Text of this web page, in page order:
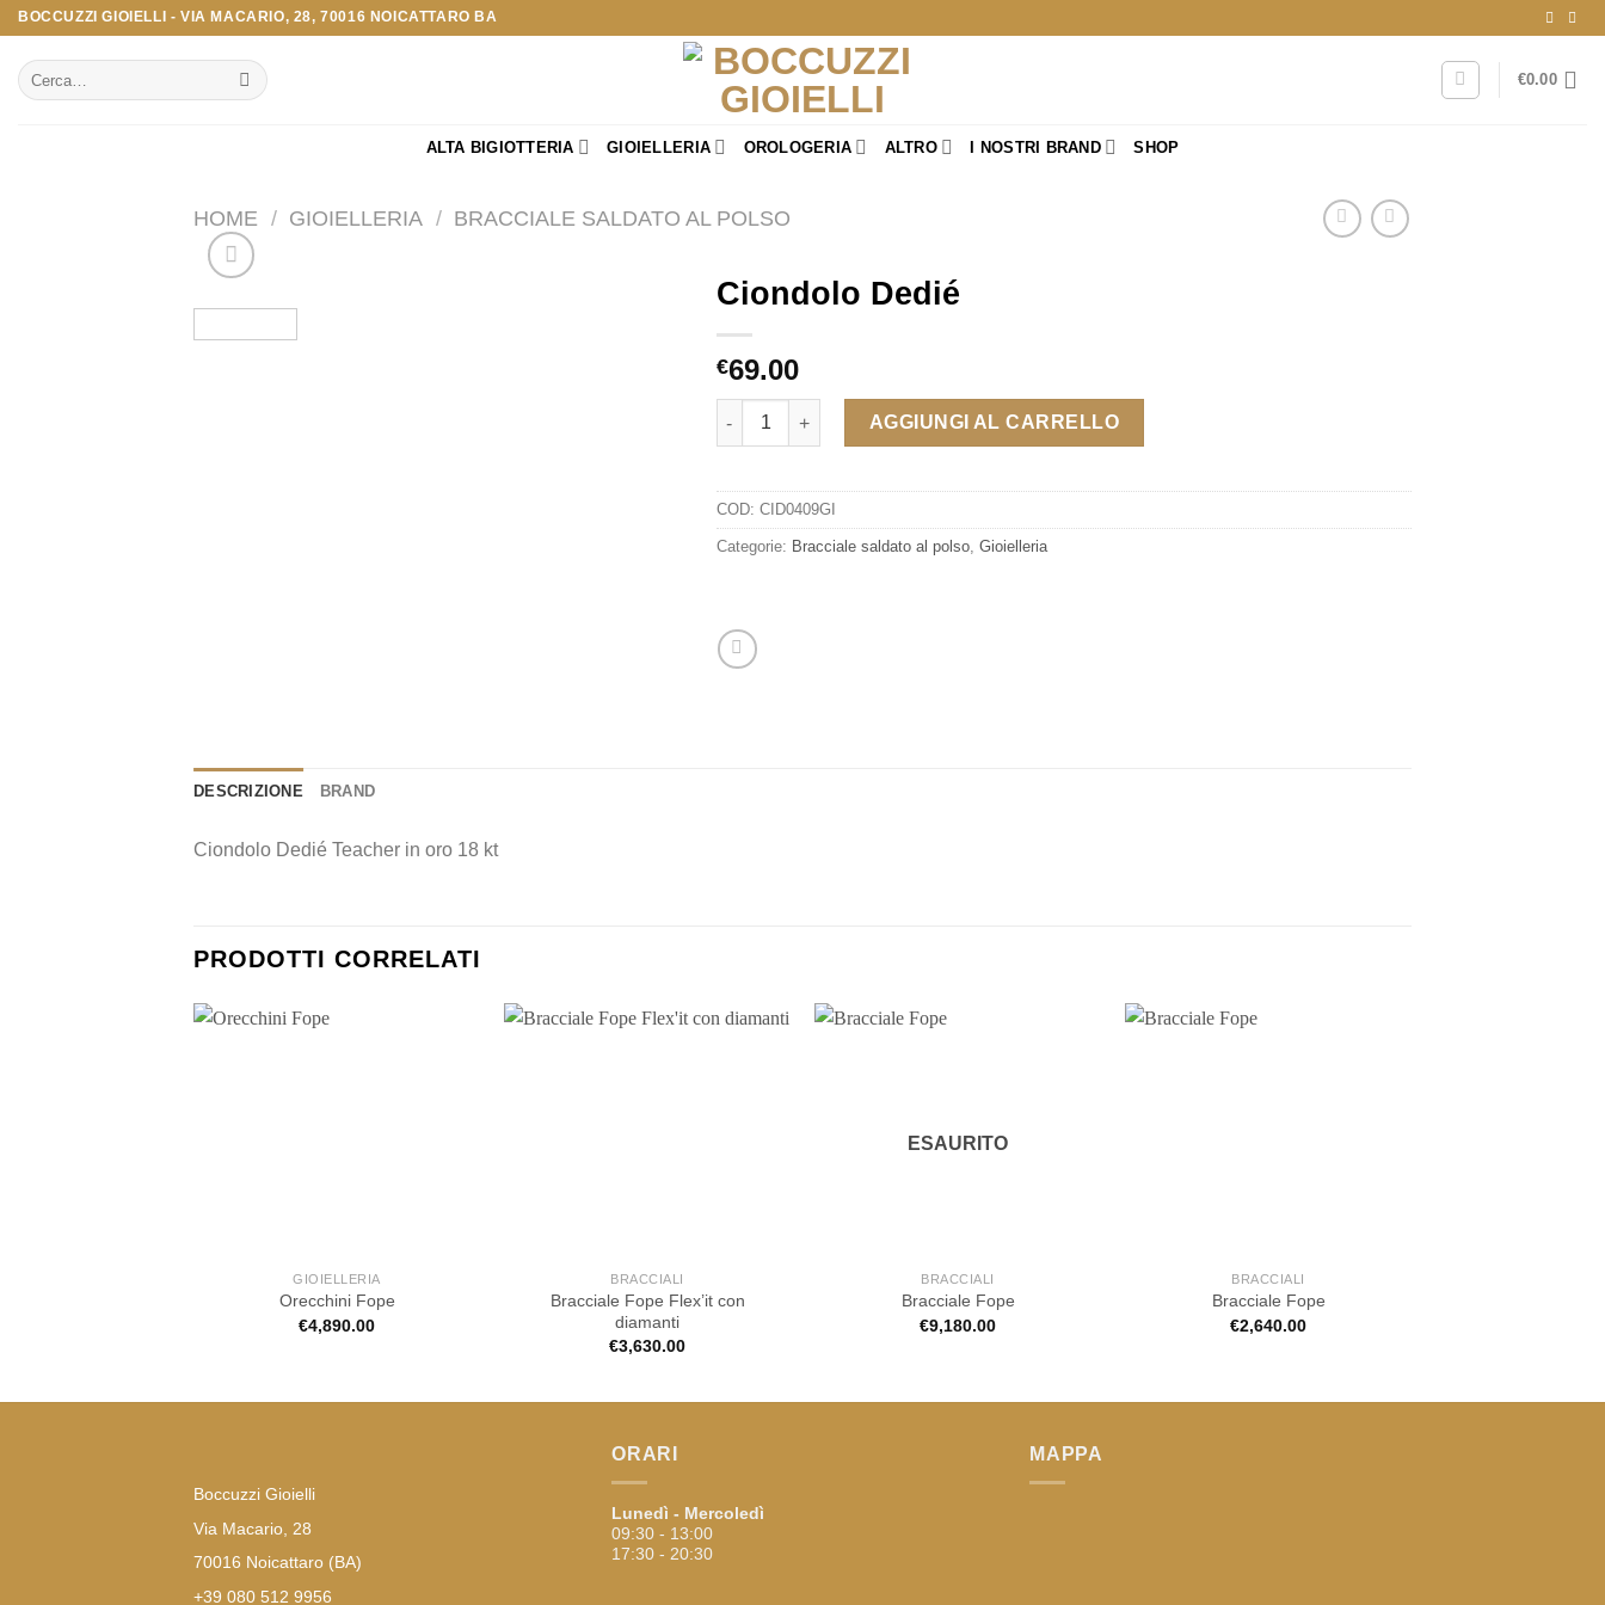
Salta
contenuti
BOCCUZZI GIOIELLI - VIA MACARIO, 28, 70016 NOICATTARO BA
Cerca:
€0.00
ALTA BIGIOTTERIA GIOIELLERIA OROLOGERIA ALTRO I NOSTRI BRAND SHOP
HOME / GIOIELLERIA / BRACCIALE SALDATO AL POLSO
Ciondolo Dedié
€69.00
Ciondolo Dedié quantità
AGGIUNGI AL CARRELLO
COD: CID0409GI
Categorie: Bracciale saldato al polso, Gioielleria
DESCRIZIONE BRAND
Ciondolo Dedié Teacher in oro 18 kt
PRODOTTI CORRELATI
GIOIELLERIA
Orecchini Fope
€4,890.00
BRACCIALI
Bracciale Fope Flex’it con
diamanti
€3,630.00
ESAURITO
BRACCIALI
Bracciale Fope
€9,180.00
BRACCIALI
Bracciale Fope
€2,640.00
Boccuzzi Gioielli
Via Macario, 28
70016 Noicattaro (BA)
+39 080 512 9956
ORARI
Lunedì - Mercoledì
09:30 - 13:00
17:30 - 20:30
MAPPA